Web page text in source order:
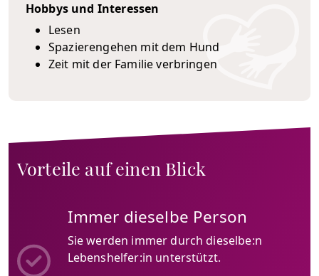
Hobbys und Interessen
Lesen
Spazierengehen mit dem Hund
Zeit mit der Familie verbringen
Vorteile auf einen Blick
Immer dieselbe Person
Sie werden immer durch dieselbe:n
Lebenshelfer:in unterstützt.